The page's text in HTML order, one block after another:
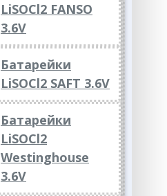
LiSOCl2 FANSO
3.6V
Батарейки
LiSOCl2 SAFT 3.6V
Батарейки
LiSOCl2
Westinghouse
3.6V